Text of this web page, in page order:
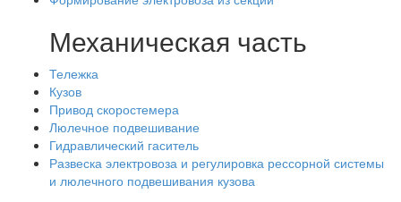
Механическая часть
Тележка
Кузов
Привод скоростемера
Люлечное подвешивание
Гидравлический гаситель
Развеска электровоза и регулировка рессорной системы
и люлечного подвешивания кузова